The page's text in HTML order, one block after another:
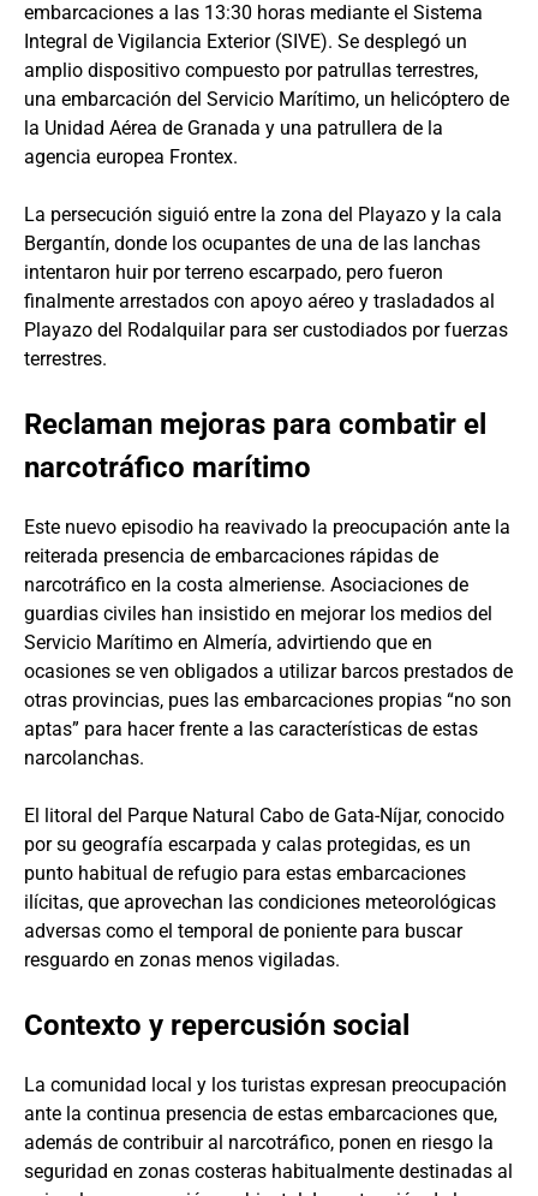
embarcaciones a las 13:30 horas mediante el Sistema
Integral de Vigilancia Exterior (SIVE). Se desplegó un
amplio dispositivo compuesto por patrullas terrestres,
una embarcación del Servicio Marítimo, un helicóptero de
la Unidad Aérea de Granada y una patrullera de la
agencia europea Frontex.
La persecución siguió entre la zona del Playazo y la cala
Bergantín, donde los ocupantes de una de las lanchas
intentaron huir por terreno escarpado, pero fueron
finalmente arrestados con apoyo aéreo y trasladados al
Playazo del Rodalquilar para ser custodiados por fuerzas
terrestres.
Reclaman mejoras para combatir el
narcotráfico marítimo
Este nuevo episodio ha reavivado la preocupación ante la
reiterada presencia de embarcaciones rápidas de
narcotráfico en la costa almeriense. Asociaciones de
guardias civiles han insistido en mejorar los medios del
Servicio Marítimo en Almería, advirtiendo que en
ocasiones se ven obligados a utilizar barcos prestados de
otras provincias, pues las embarcaciones propias “no son
aptas” para hacer frente a las características de estas
narcolanchas.
El litoral del Parque Natural Cabo de Gata-Níjar, conocido
por su geografía escarpada y calas protegidas, es un
punto habitual de refugio para estas embarcaciones
ilícitas, que aprovechan las condiciones meteorológicas
adversas como el temporal de poniente para buscar
resguardo en zonas menos vigiladas.
Contexto y repercusión social
La comunidad local y los turistas expresan preocupación
ante la continua presencia de estas embarcaciones que,
además de contribuir al narcotráfico, ponen en riesgo la
seguridad en zonas costeras habitualmente destinadas al